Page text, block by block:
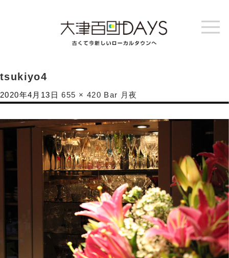
tsukiyo4
2020年4月13日 655 × 420 Bar 月夜